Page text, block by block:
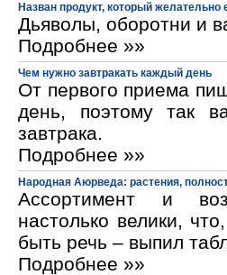
Назван продукт, который желательно
Дьяволы, оборотни и
Подробнее »»
Чем нужно завтракать каждый день
От первого приема
день, поэтому так
завтрака.
Подробнее »»
Народная Аюрведа: растения,
Ассортимент и
настолько велики,
быть речь – выпил
Подробнее »»